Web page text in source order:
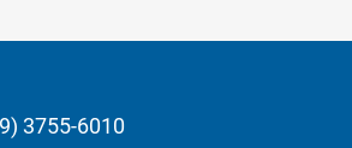
3755-6010